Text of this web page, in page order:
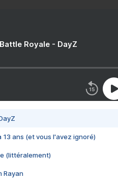
Royale - DayZ
13 ans (et vous l'avez ignoré)
(littéralement)
Rayan